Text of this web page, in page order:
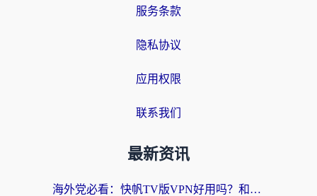
服务条款
隐私协议
应用权限
联系我们
最新资讯
海外党必看：快帆TV版VPN好用吗？和快游VPN对比哪个回国效果更好？附实用避坑指南